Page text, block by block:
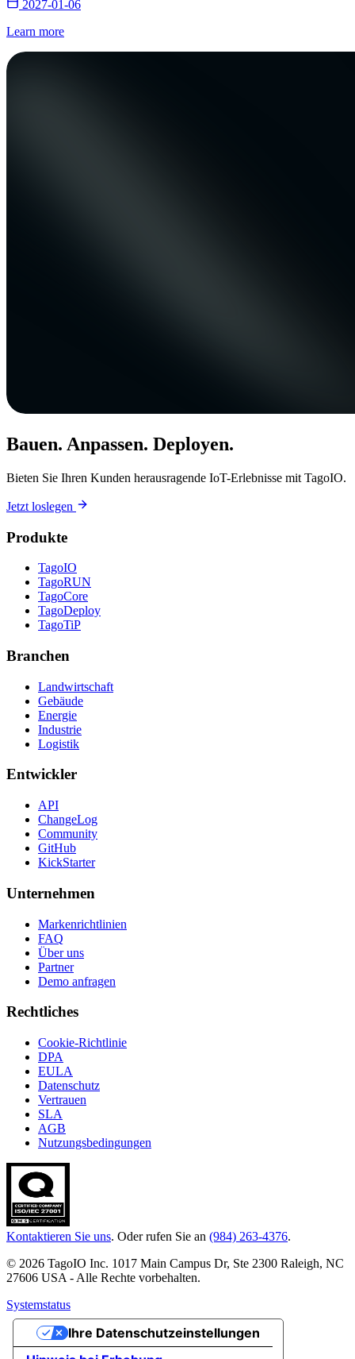
2027-01-06
Learn more
Bauen. Anpassen. Deployen.
Bieten Sie Ihren Kunden herausragende IoT-Erlebnisse mit TagoIO.
Jetzt loslegen
Produkte
TagoIO
TagoRUN
TagoCore
TagoDeploy
TagoTiP
Branchen
Landwirtschaft
Gebäude
Energie
Industrie
Logistik
Entwickler
API
ChangeLog
Community
GitHub
KickStarter
Unternehmen
Markenrichtlinien
FAQ
Über uns
Partner
Demo anfragen
Rechtliches
Cookie-Richtlinie
DPA
EULA
Datenschutz
Vertrauen
SLA
AGB
Nutzungsbedingungen
Kontaktieren Sie uns. Oder rufen Sie an (984) 263-4376.
© 2026 TagoIO Inc. 1017 Main Campus Dr, Ste 2300 Raleigh, NC
27606 USA - Alle Rechte vorbehalten.
Systemstatus
Ihre Datenschutzeinstellungen